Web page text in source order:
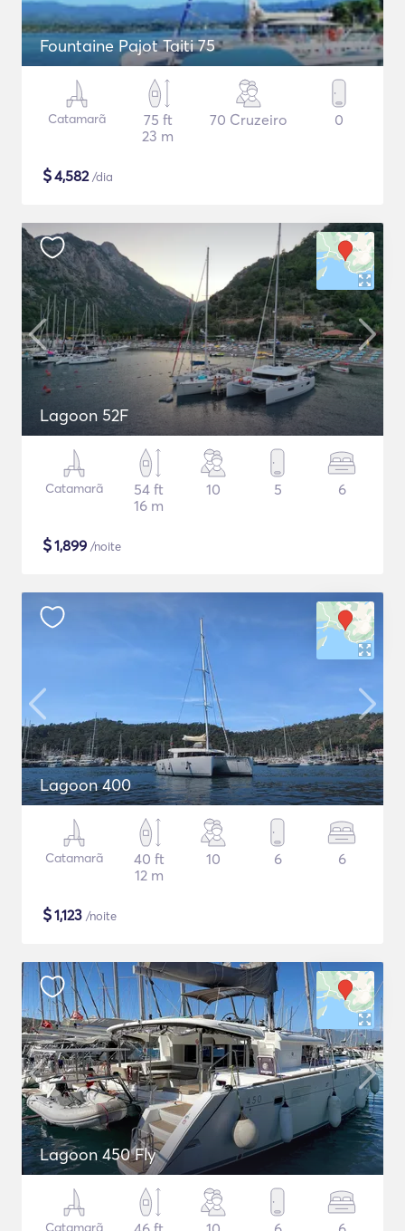
Fountaine Pajot Taiti 75
Catamarã
75 ft
23 m
70 Cruzeiro 0
$4,582/dia
Lagoon 52F
Catamarã
54 ft
16 m
10 5 6
$1,899 /noite
Lagoon 400
Catamarã
40 ft
12 m
10 6 6
$1,123 /noite
Lagoon 450 Fly
Catamarã